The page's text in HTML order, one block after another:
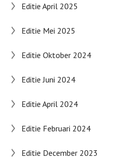
Editie April 2025
Editie Mei 2025
Editie Oktober 2024
Editie Juni 2024
Editie April 2024
Editie Februari 2024
Editie December 2023